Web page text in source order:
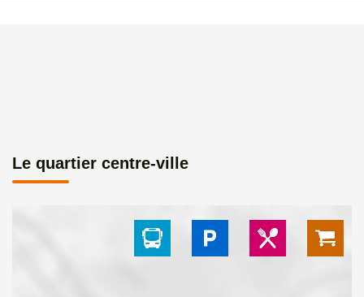
Le quartier centre-ville